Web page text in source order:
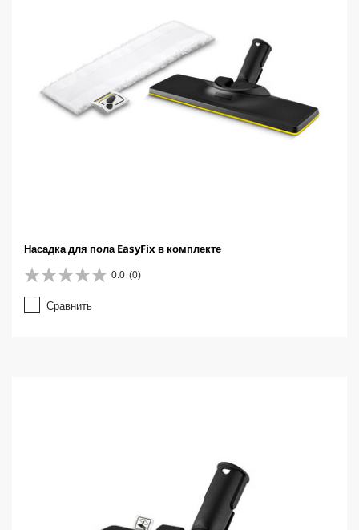
Насадка для пола EasyFix в комплекте
0.0 (0)
0
.
0
Сравнить